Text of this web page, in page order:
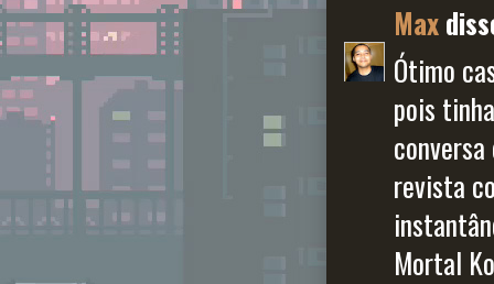
Max
Ótimo
pois
revista
Mortal